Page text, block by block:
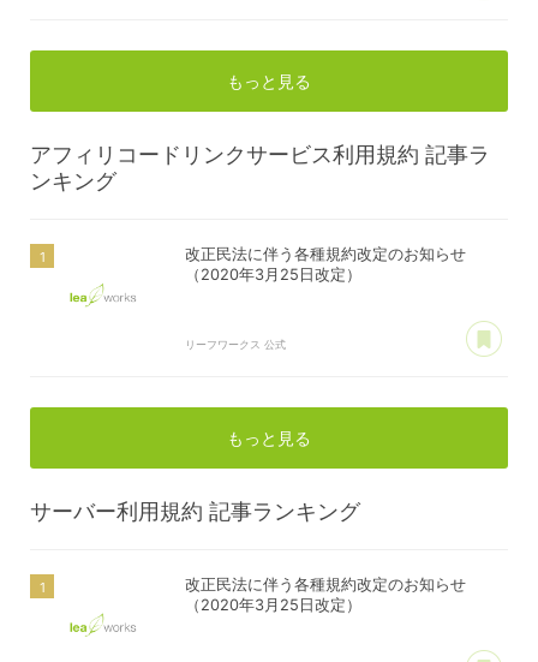
もっと見る
アフィリコードリンクサービス利用規約 記事ラ
ンキング
改正民法に伴う各種規約改定のお知らせ
（2020年3月25日改定）
リーフワークス 公式
もっと見る
サーバー利用規約 記事ランキング
改正民法に伴う各種規約改定のお知らせ
（2020年3月25日改定）